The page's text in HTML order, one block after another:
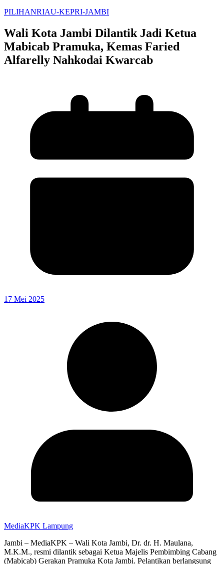
PILIHANRIAU-KEPRI-JAMBI
Wali Kota Jambi Dilantik Jadi Ketua
Mabicab Pramuka, Kemas Faried
Alfarelly Nahkodai Kwarcab
17 Mei 2025
MediaKPK Lampung
Jambi – MediaKPK – Wali Kota Jambi, Dr. dr. H. Maulana,
M.K.M., resmi dilantik sebagai Ketua Majelis Pembimbing Cabang
(Mabicab) Gerakan Pramuka Kota Jambi. Pelantikan berlangsung